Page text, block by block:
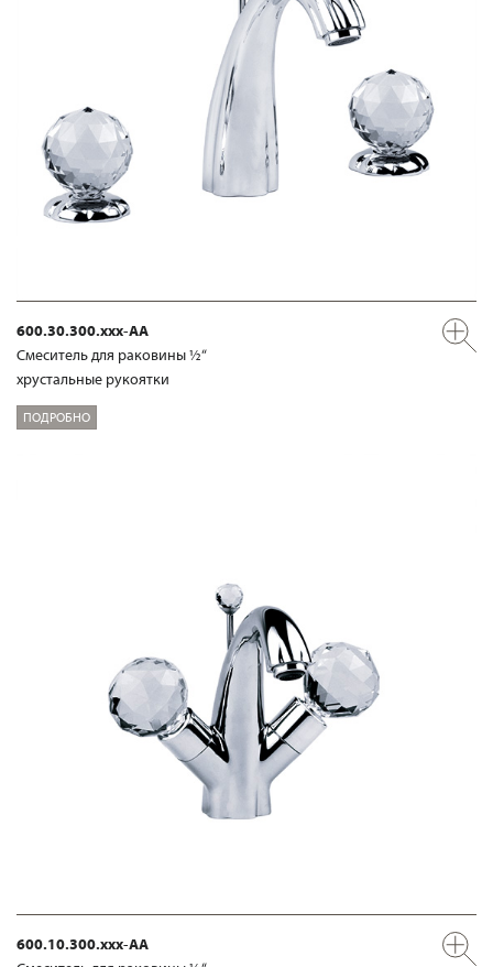
600.30.300.xxx-AA
Смеситель для раковины ½“
хрустальные рукоятки
ПОДРОБНО
600.10.300.xxx-AA